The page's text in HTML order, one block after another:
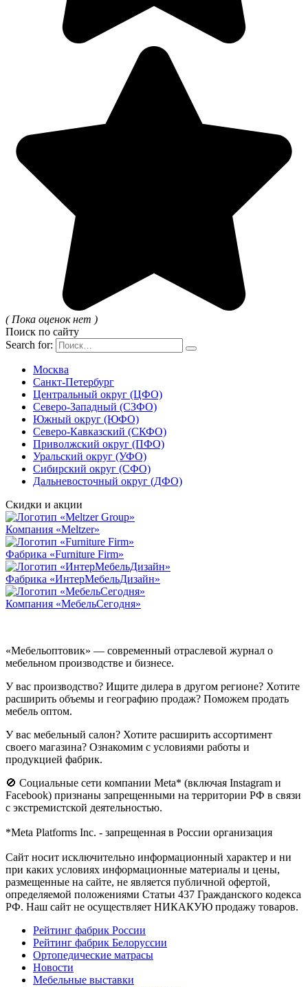
( Пока оценок нет )
Поиск по сайту
Search for:
Москва
Санкт-Петербург
Центральный округ (ЦФО)
Северо-Западный (СЗФО)
Южный округ (ЮФО)
Северо-Кавказский (СКФО)
Приволжский округ (ПФО)
Уральский округ (УФО)
Сибирский округ (СФО)
Дальневосточный округ (ДФО)
Скидки и акции
Компания «Meltzer»
Фабрика «Furniture Firm»
Фабрика «ИнтерМебельДизайн»
Компания «МебельСегодня»
«Мебельоптовик» — современный отраслевой журнал о
мебельном производстве и бизнесе.
У вас производство? Ищите дилера в другом регионе? Хотите
расширить объемы и географию продаж? Поможем продать
мебель оптом.
У вас мебельный салон? Хотите расширить ассортимент
своего магазина? Ознакомим с условиями работы и
продукцией фабрик.
🚫 Социальные сети компании Meta* (включая Instagram и
Facebook) признаны запрещенными на территории РФ в связи
с экстремистской деятельностью.
*Meta Platforms Inc. - запрещенная в России организация
Cайт носит исключительно информационный характер и ни
при каких условиях информационные материалы и цены,
размещенные на сайте, не является публичной офертой,
определяемой положениями Статьи 437 Гражданского кодекса
РФ. Наш сайт не осуществляет НИКАКУЮ продажу товаров.
Рейтинг фабрик России
Рейтинг фабрик Белоруссии
Ортопедические матрасы
Новости
Мебельные выставки